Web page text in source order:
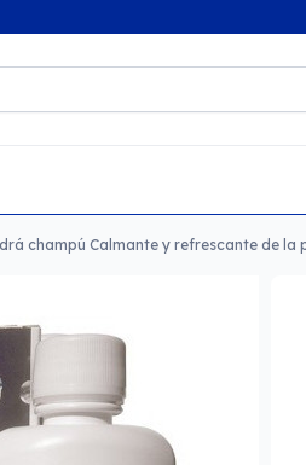
champú Calmante y refrescante de la